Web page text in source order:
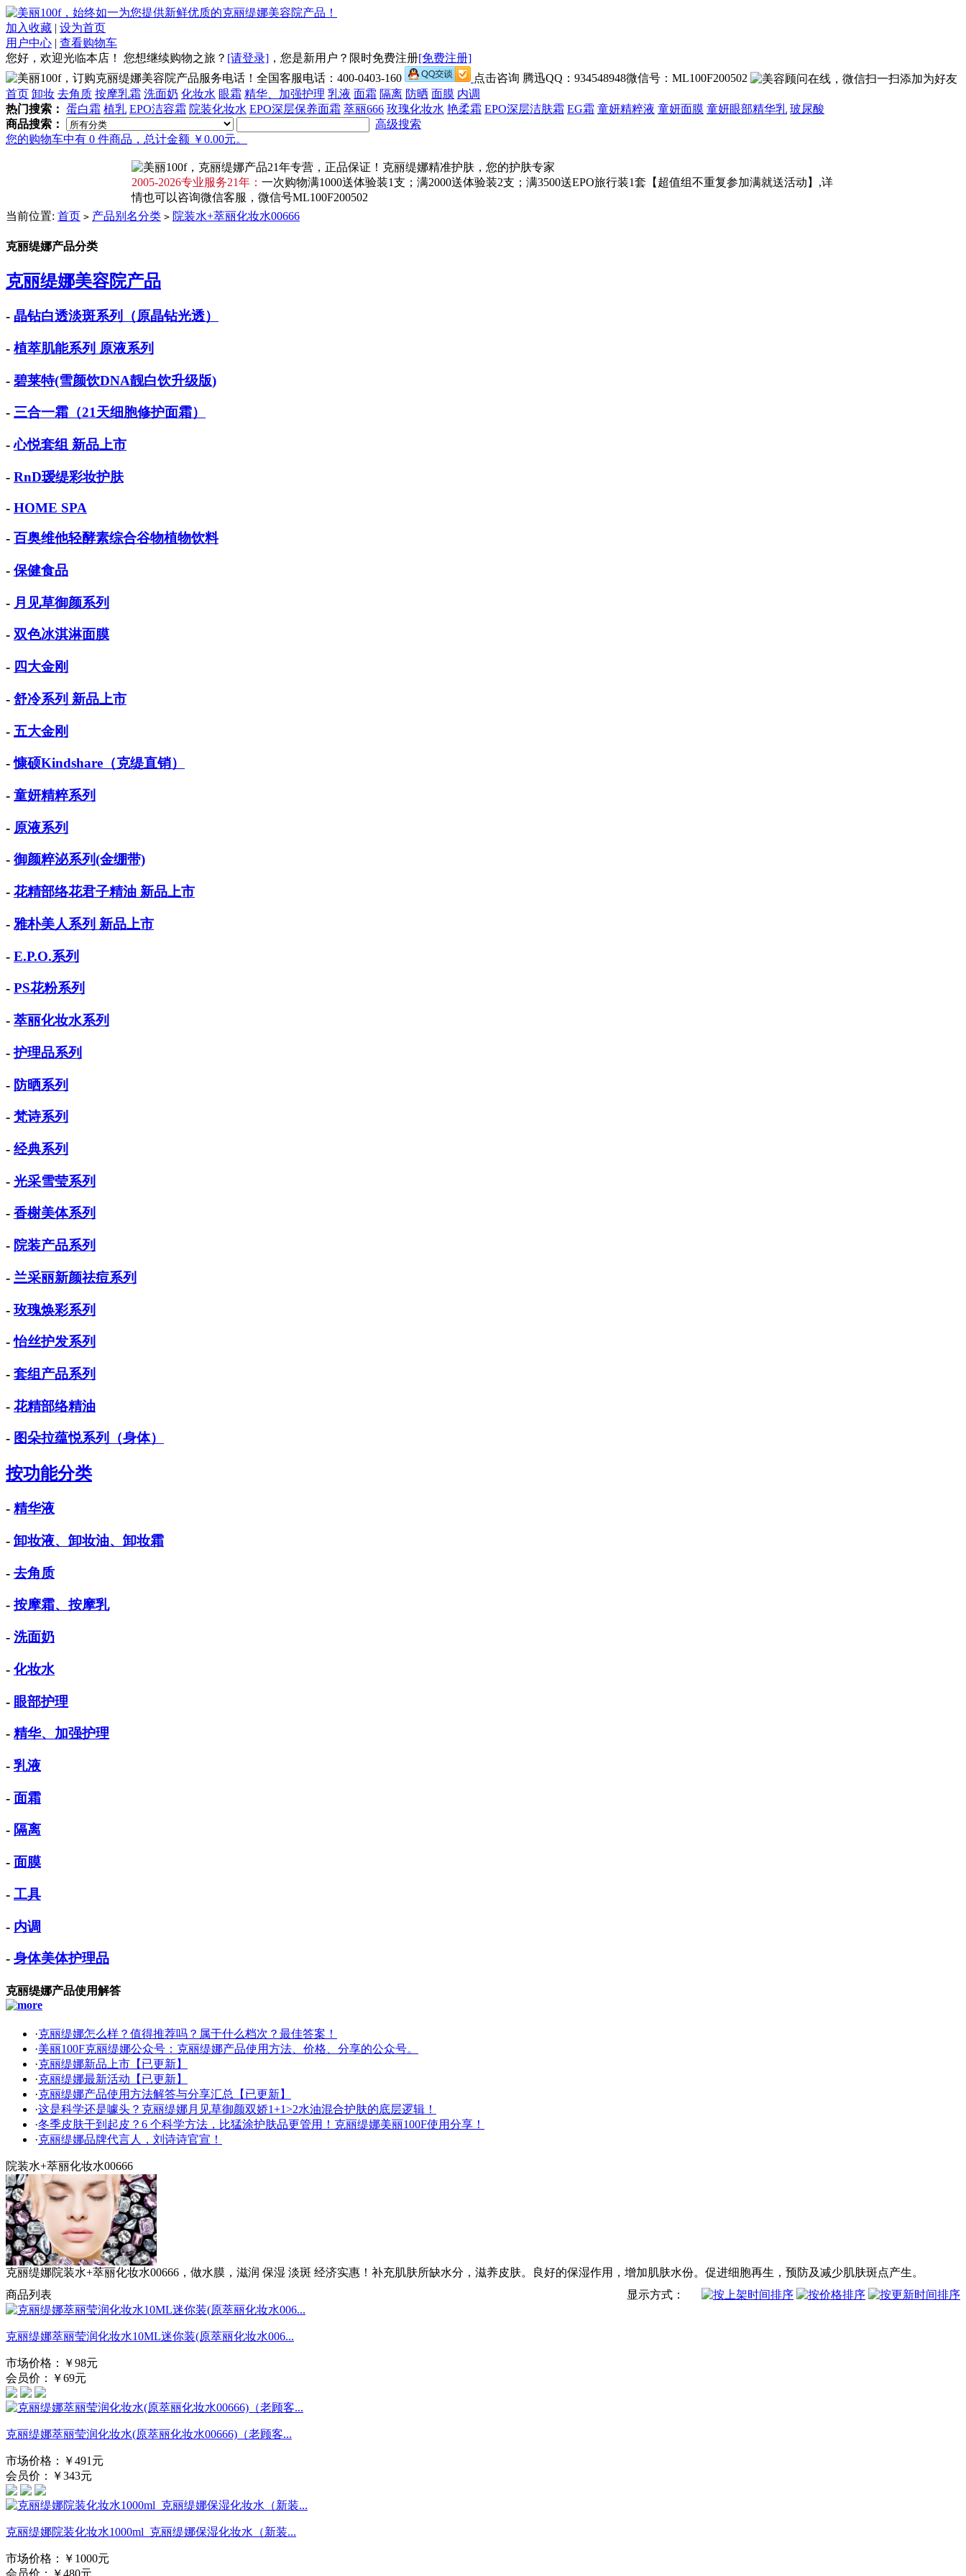
加入收藏 | 设为首页
用户中心 | 查看购物车
您好，欢迎光临本店！ 您想继续购物之旅？ [请登录] ， 您是新用户？限时免费注册[免费注册]
全国客服电话：400-0403-160
点击咨询 腾迅QQ：934548948微信号：ML100F200502
首页 卸妆 去角质 按摩乳霜 洗面奶 化妆水 眼霜 精华、加强护理 乳液 面霜 隔离 防晒 面膜 内调
热门搜索： 蛋白霜 植乳 EPO洁容霜 院装化妆水 EPO深层保养面霜 萃丽666 玫瑰化妆水 艳柔霜 EPO深层洁肤霜 EG霜 童妍精粹液 童妍面膜 童妍眼部精华乳 玻尿酸
商品搜索：
高级搜索
您的购物车中有 0 件商品，总计金额 ￥0.00元。
2005-2026专业服务21年： 一次购物满1000送体验装1支；满2000送体验装2支；满3500送EPO旅行装1套【超值组不重复参加满就送活动】,详
情也可以咨询微信客服，微信号ML100F200502
当前位置: 首页 > 产品别名分类 > 院装水+萃丽化妆水00666
克丽缇娜产品分类
克丽缇娜美容院产品
- 晶钻白透淡斑系列（原晶钻光透）
- 植萃肌能系列 原液系列
- 碧莱特(雪颜饮DNA靓白饮升级版)
- 三合一霜（21天细胞修护面霜）
-心悦套组 新品上市
- RnD瑷缇彩妆护肤
- HOME SPA
- 百奥维他轻酵素综合谷物植物饮料
- 保健食品
- 月见草御颜系列
- 双色冰淇淋面膜
- 四大金刚
- 舒冷系列 新品上市
- 五大金刚
-慷硕Kindshare（克缇直销）
- 童妍精粹系列
- 原液系列
- 御颜粹泌系列(金绷带)
- 花精部络花君子精油 新品上市
- 雅朴美人系列 新品上市
- E.P.O.系列
- PS花粉系列
- 萃丽化妆水系列
-护理品系列
- 防晒系列
- 梵诗系列
- 经典系列
- 光采雪莹系列
- 香榭美体系列
- 院装产品系列
- 兰采丽新颜祛痘系列
- 玫瑰焕彩系列
-怡丝护发系列
- 套组产品系列
- 花精部络精油
- 图朵拉蕴悦系列（身体）
按功能分类
- 精华液
- 卸妆液、卸妆油、卸妆霜
- 去角质
- 按摩霜、按摩乳
- 洗面奶
- 化妆水
- 眼部护理
- 精华、加强护理
- 乳液
- 面霜
- 隔离
- 面膜
- 工具
- 内调
- 身体美体护理品
克丽缇娜产品使用解答
·克丽缇娜怎么样？值得推荐吗？属于什么档次？最佳答案！
·美丽100F克丽缇娜公众号：克丽缇娜产品使用方法、价格、分享的公众号。
·克丽缇娜新品上市【已更新】
·克丽缇娜最新活动【已更新】
·克丽缇娜产品使用方法解答与分享汇总【已更新】
·这是科学还是噱头？克丽缇娜月见草御颜双娇1+1>2水油混合护肤的底层逻辑！
·冬季皮肤干到起皮？6 个科学方法，比猛涂护肤品更管用！克丽缇娜美丽100F使用分享！
·克丽缇娜品牌代言人，刘诗诗官宣！
院装水+萃丽化妆水00666
克丽缇娜院装水+萃丽化妆水00666，做水膜，滋润 保湿 淡斑 经济实惠！补充肌肤所缺水分，滋养皮肤。良好的保湿作用，增加肌肤水份。促进细胞再生，预防及减少肌肤斑点产生。
商品列表
显示方式：
克丽缇娜萃丽莹润化妆水10ML迷你装(原萃丽化妆水006...
市场价格：￥98元
会员价：￥69元
克丽缇娜萃丽莹润化妆水(原萃丽化妆水00666)（老顾客...
市场价格：￥491元
会员价：￥343元
克丽缇娜院装化妆水1000ml_克丽缇娜保湿化妆水（新装...
市场价格：￥1000元